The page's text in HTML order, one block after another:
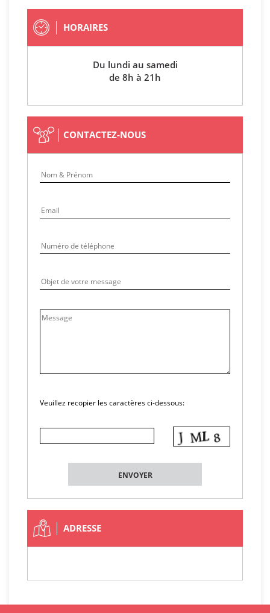
HORAIRES
Du lundi au samedi
de 8h à 21h
CONTACTEZ-NOUS
Veuillez recopier les caractères ci-dessous:
ADRESSE